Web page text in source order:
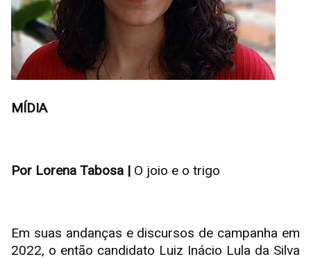
MÍDIA
Por Lorena Tabosa | O joio e o trigo
Em suas andanças e discursos de campanha em
2022, o então candidato Luiz Inácio Lula da Silva